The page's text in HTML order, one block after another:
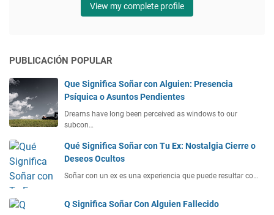
View my complete profile
PUBLICACIÓN POPULAR
Que Significa Soñar con Alguien: Presencia
Psíquica o Asuntos Pendientes
Dreams have long been perceived as windows to our
subcon…
Qué Significa Soñar con Tu Ex: Nostalgia Cierre o
Deseos Ocultos
Soñar con un ex es una experiencia que puede resultar co…
Q Significa Soñar Con Alguien Fallecido